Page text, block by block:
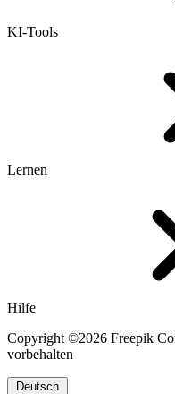
KI-Tools
Lernen
Hilfe
Copyright ©2026 Freepik
vorbehalten
Deutsch